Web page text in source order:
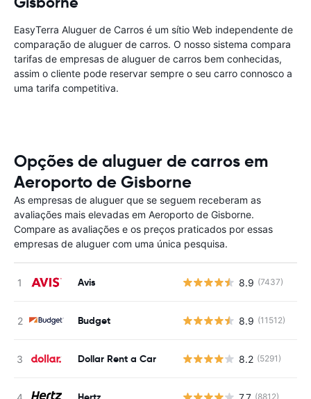
EasyTerra Aluguer de Carros é um sítio Web independente de
comparação de aluguer de carros. O nosso sistema compara
tarifas de empresas de aluguer de carros bem conhecidas,
assim o cliente pode reservar sempre o seu carro connosco a
uma tarifa competitiva.
Opções de aluguer de carros em
Aeroporto de Gisborne
As empresas de aluguer que se seguem receberam as
avaliações mais elevadas em Aeroporto de Gisborne.
Compare as avaliações e os preços praticados por essas
empresas de aluguer com uma única pesquisa.
Avis 8.9 (7437)
Budget 8.9 (11512)
Dollar Rent a Car 8.2 (5291)
(8812)